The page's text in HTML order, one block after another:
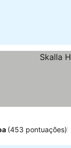
(453 pontuações)